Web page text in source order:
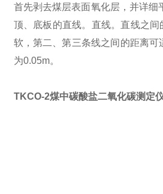
首先剥去煤层表面氧化层，并详
顶、底板的直线。直线。直线之
软，第二、第三条线之间的距离
为0.05m。
TKCO-2煤中碳酸盐二氧化碳测定